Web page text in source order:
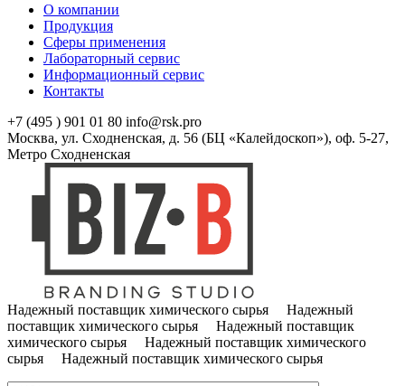
О компании
Продукция
Сферы применения
Лабораторный сервис
Информационный сервис
Контакты
+7 (495 ) 901 01 80 info@rsk.pro
Москва, ул. Сходненская, д. 56 (БЦ «Калейдоскоп»), оф. 5-27,
Метро Сходненская
Надежный поставщик химического сырья Надежный
поставщик химического сырья Надежный поставщик
химического сырья Надежный поставщик химического
сырья Надежный поставщик химического сырья